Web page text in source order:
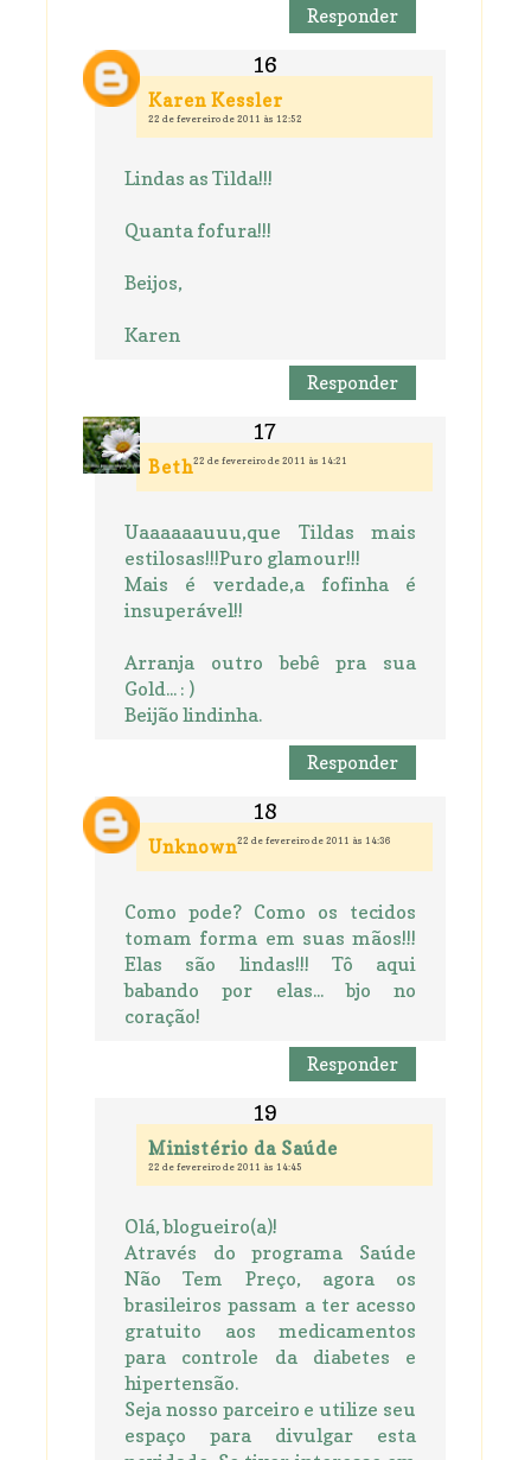
Responder
Karen Kessler
22 de fevereiro de 2011 às 12:52
Lindas as Tilda!!!
Quanta fofura!!!
Beijos,
Karen
Responder
Beth22 de fevereiro de 2011 às 14:21
Uaaaaaauuu,que Tildas mais
estilosas!!!Puro glamour!!!
Mais é verdade,a fofinha é
insuperável!!
Arranja outro bebê pra sua
Gold... : )
Beijão lindinha.
Responder
Unknown22 de fevereiro de 2011 às 14:36
Como pode? Como os tecidos
tomam forma em suas mãos!!!
Elas são lindas!!! Tô aqui
babando por elas... bjo no
coração!
Responder
Ministério da Saúde
22 de fevereiro de 2011 às 14:45
Olá, blogueiro(a)!
Através do programa Saúde
Não Tem Preço, agora os
brasileiros passam a ter acesso
gratuito aos medicamentos
para controle da diabetes e
hipertensão.
Seja nosso parceiro e utilize seu
espaço para divulgar esta